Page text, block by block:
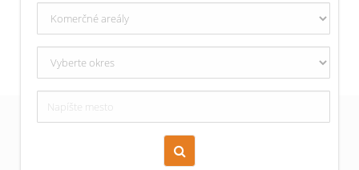
Zoraď podľa času pridania